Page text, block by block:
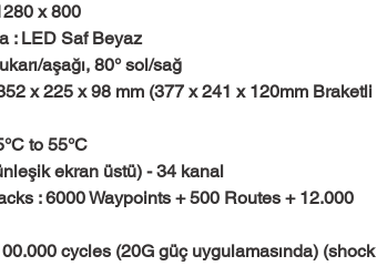
x 800
: LED Saf Beyaz
aşağı, 80° sol/sağ
x 225 x 98 mm (377 x 241 x 120mm Braketli
to 55°C
ekran üstü) - 34 kanal
: 6000 Waypoints + 500 Routes + 12.000
cycles (20G güç uygulamasında) (shock